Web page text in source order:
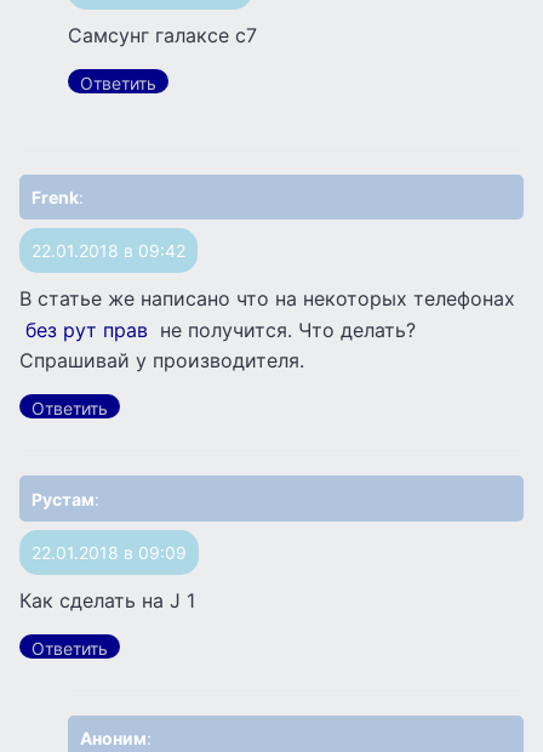
Самсунг галаксе с7
Ответить
Frenk:
22.01.2018 в 09:42
В статье же написано что на некоторых телефонах
без рут прав не получится. Что делать?
Спрашивай у производителя.
Ответить
Рустам:
22.01.2018 в 09:09
Как сделать на J 1
Ответить
Аноним: